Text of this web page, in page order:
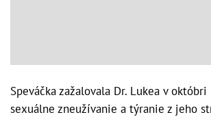
Speváčka zažalovala Dr. Lukea v
sexuálne zneužívanie a týranie z jeho